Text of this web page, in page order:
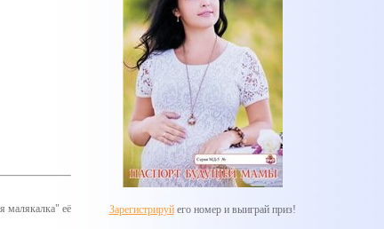
малякалка" её
Зарегистрируйего номер и выиграй приз!